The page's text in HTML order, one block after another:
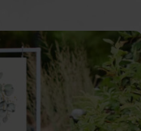
Einladungen &